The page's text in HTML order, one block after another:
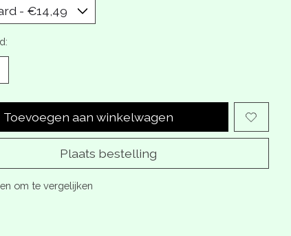
Toevoegen aan winkelwagen
Plaats bestelling
om te vergelijken